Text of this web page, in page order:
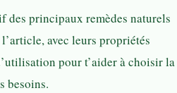
principaux remèdes naturels
avec leurs propriétés
pour t’aider à choisir la
besoins.